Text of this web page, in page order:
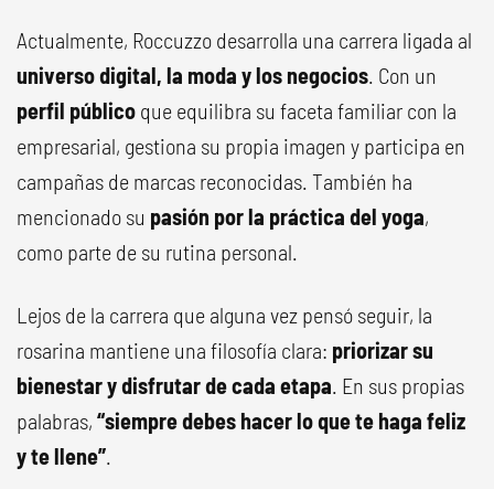
Actualmente, Roccuzzo desarrolla una carrera ligada al
universo digital, la moda y los negocios. Con un
perfil público que equilibra su faceta familiar con la
empresarial, gestiona su propia imagen y participa en
campañas de marcas reconocidas. También ha
mencionado su pasión por la práctica del yoga,
como parte de su rutina personal.
Lejos de la carrera que alguna vez pensó seguir, la
rosarina mantiene una filosofía clara: priorizar su
bienestar y disfrutar de cada etapa. En sus propias
palabras, “siempre debes hacer lo que te haga feliz
y te llene”.